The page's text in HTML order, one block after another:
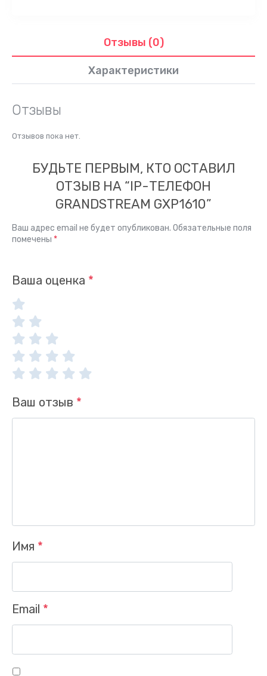
Отзывы (0)
Характеристики
Отзывы
Отзывов пока нет.
БУДЬТЕ ПЕРВЫМ, КТО ОСТАВИЛ
ОТЗЫВ НА “IP-ТЕЛЕФОН
GRANDSTREAM GXP1610”
Ваш адрес email не будет опубликован. Обязательные поля
помечены *
Ваша оценка *
Ваш отзыв *
Имя *
Email *
Заказать звонок
Ваше имя